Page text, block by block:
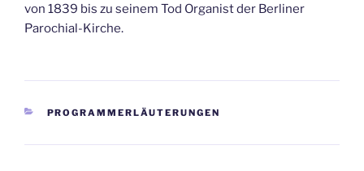
von 1839 bis zu seinem Tod Organist der Berliner
Parochial-Kirche.
KATEGORIEN
PROGRAMMERLÄUTERUNGEN